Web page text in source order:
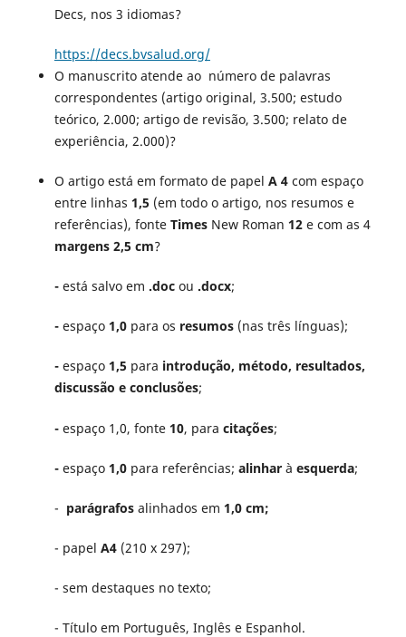
Decs, nos 3 idiomas?
https://decs.bvsalud.org/
O manuscrito atende ao número de palavras
correspondentes (artigo original, 3.500; estudo
teórico, 2.000; artigo de revisão, 3.500; relato de
experiência, 2.000)?
O artigo está em formato de papel A 4com espaço
entre linhas 1,5 (em todo o artigo, nos resumos e
referências), fonte Times New Roman 12 e com as 4
margens 2,5 cm?
- está salvo em .docou .docx;
- espaço 1,0para os resumos(nas três línguas);
- espaço1,5 para introdução, método, resultados,
discussão e conclusões;
-espaço 1,0, fonte 10, para citações;
-espaço 1,0para referências; alinharà esquerda;
- parágrafos alinhados em 1,0 cm;
- papel A4 (210 x 297);
- sem destaques no texto;
- Título em Português, Inglês e Espanhol.